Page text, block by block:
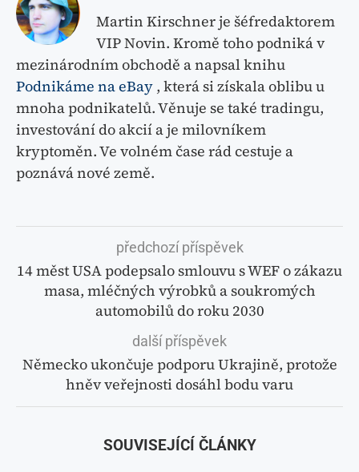
Martin Kirschner je šéfredaktorem
VIP Novin. Kromě toho podniká v
mezinárodním obchodě a napsal knihu
Podnikáme na eBay , která si získala oblibu u
mnoha podnikatelů. Věnuje se také tradingu,
investování do akcií a je milovníkem
kryptoměn. Ve volném čase rád cestuje a
poznává nové země.
předchozí příspěvek
14 měst USA podepsalo smlouvu s WEF o zákazu
masa, mléčných výrobků a soukromých
automobilů do roku 2030
další příspěvek
Německo ukončuje podporu Ukrajině, protože
hněv veřejnosti dosáhl bodu varu
SOUVISEJÍCÍ ČLÁNKY